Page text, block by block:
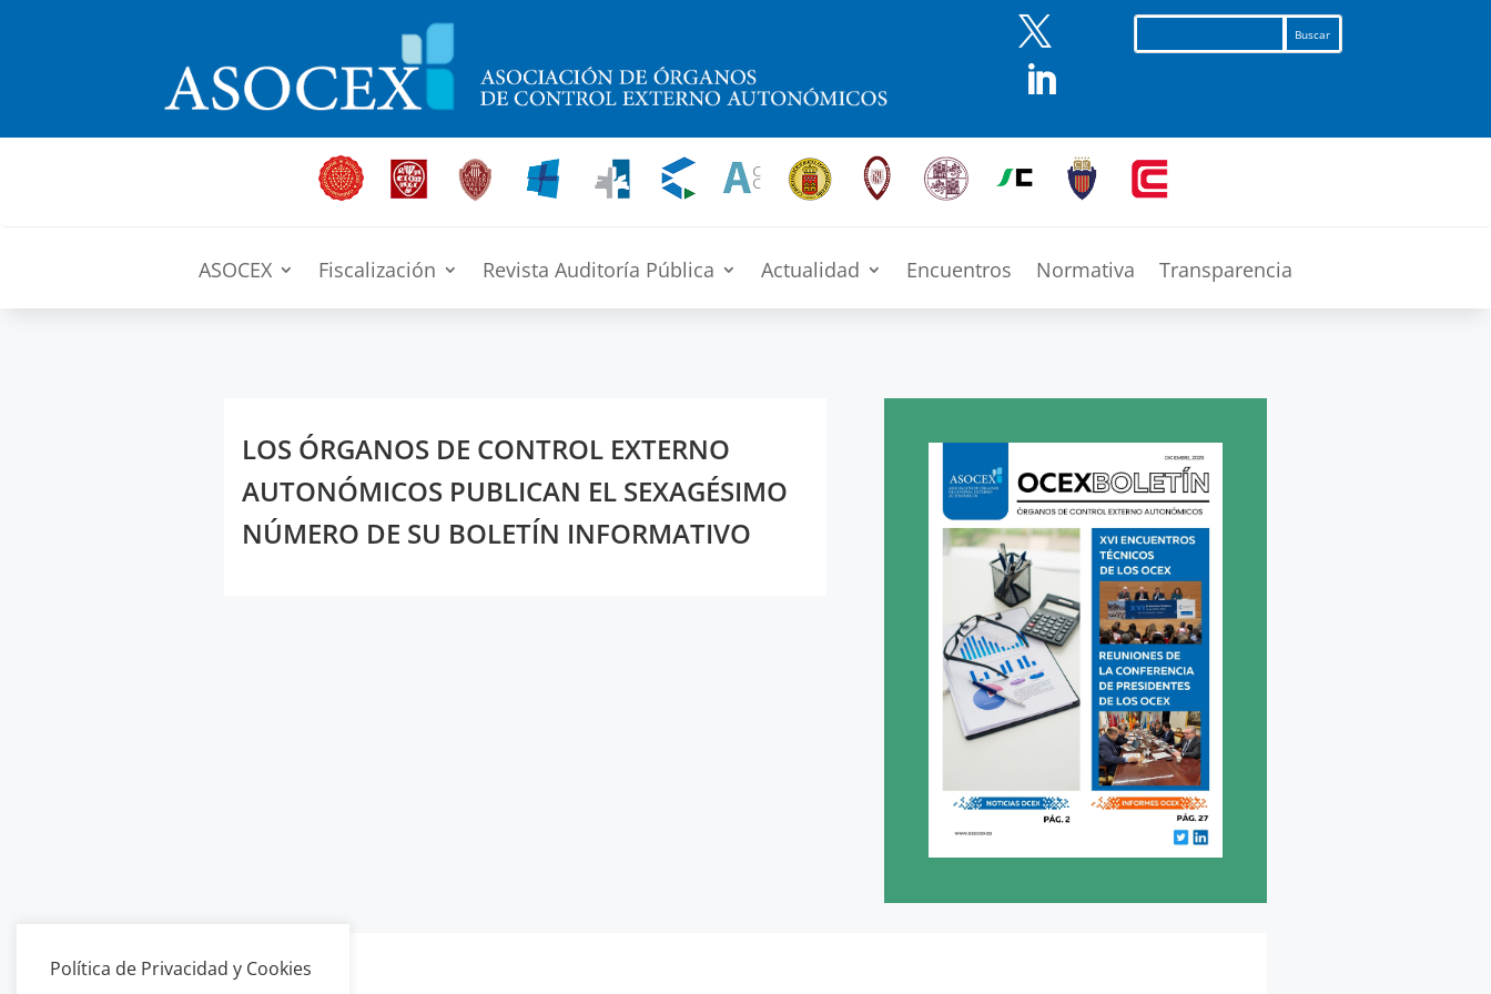


ASOCEX Fiscalización Revista Auditoría Pública Actualidad Encuentros Normativa Transparencia
LOS ÓRGANOS DE CONTROL EXTERNO
AUTONÓMICOS PUBLICAN EL SEXAGÉSIMO
NÚMERO DE SU BOLETÍN INFORMATIVO
Política de Privacidad y Cookies